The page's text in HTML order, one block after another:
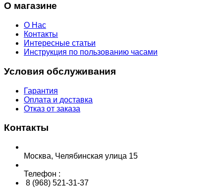
О магазине
О Нас
Контакты
Интересные статьи
Инструкция по пользованию часами
Условия обслуживания
Гарантия
Оплата и доставка
Отказ от заказа
Контакты
Москва, Челябинская улица 15
Телефон :
8 (968) 521-31-37